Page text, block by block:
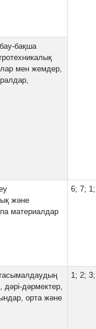
бақша
мен жемдер,
және
материалдар
6; 7;
дәрі-дәрмектер,
орта және
1; 2;